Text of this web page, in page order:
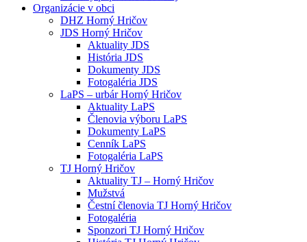
Organizácie v obci
DHZ Horný Hričov
JDS Horný Hričov
Aktuality JDS
História JDS
Dokumenty JDS
Fotogaléria JDS
LaPS – urbár Horný Hričov
Aktuality LaPS
Členovia výboru LaPS
Dokumenty LaPS
Cenník LaPS
Fotogaléria LaPS
TJ Horný Hričov
Aktuality TJ – Horný Hričov
Mužstvá
Čestní členovia TJ Horný Hričov
Fotogaléria
Sponzori TJ Horný Hričov